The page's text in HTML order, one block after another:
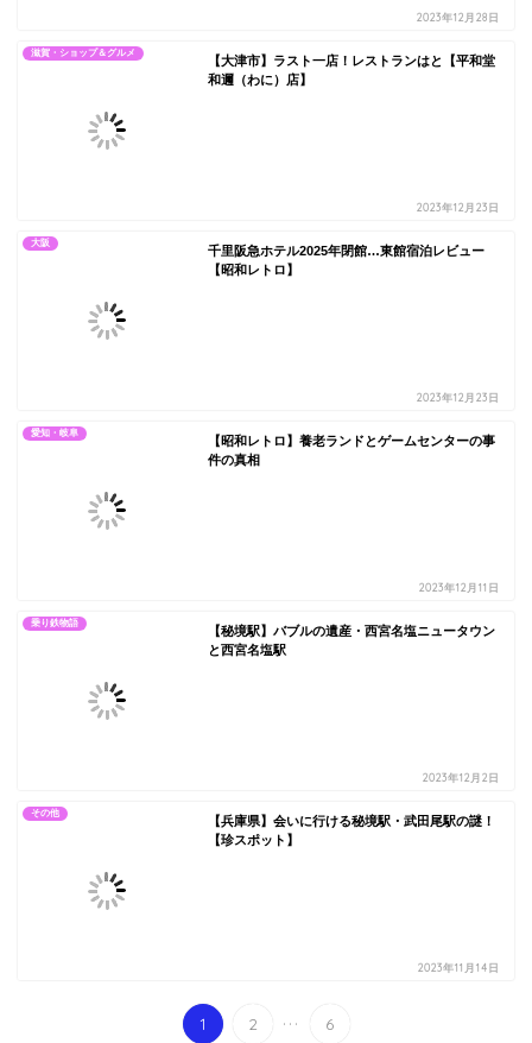
2023年12月28日
滋賀・ショップ＆グルメ
【大津市】ラスト一店！レストランはと【平和堂
和邇（わに）店】
2023年12月23日
大阪
千里阪急ホテル2025年閉館…東館宿泊レビュー
【昭和レトロ】
2023年12月23日
愛知・岐阜
【昭和レトロ】養老ランドとゲームセンターの事
件の真相
2023年12月11日
乗り鉄物語
【秘境駅】バブルの遺産・西宮名塩ニュータウン
と西宮名塩駅
2023年12月2日
その他
【兵庫県】会いに行ける秘境駅・武田尾駅の謎！
【珍スポット】
2023年11月14日
1 2 ... 6